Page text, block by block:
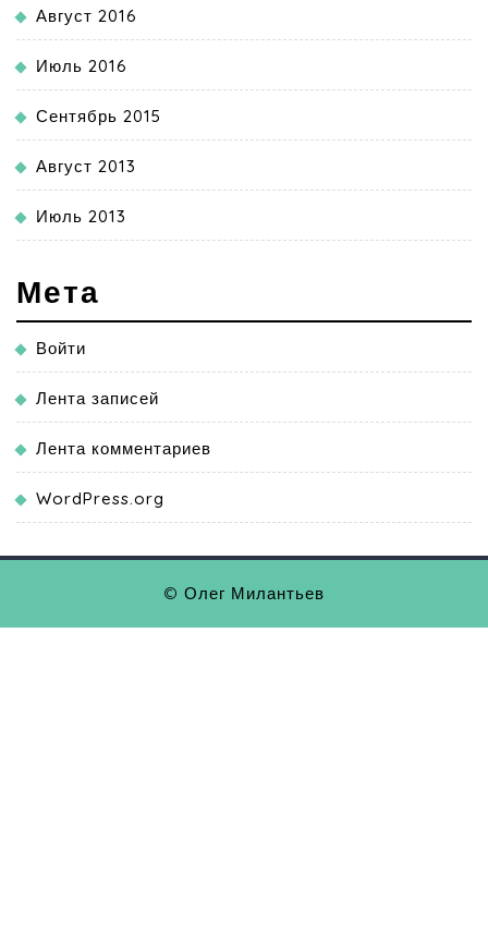
Август 2016
Июль 2016
Сентябрь 2015
Август 2013
Июль 2013
Мета
Войти
Лента записей
Лента комментариев
WordPress.org
© Олег Милантьев